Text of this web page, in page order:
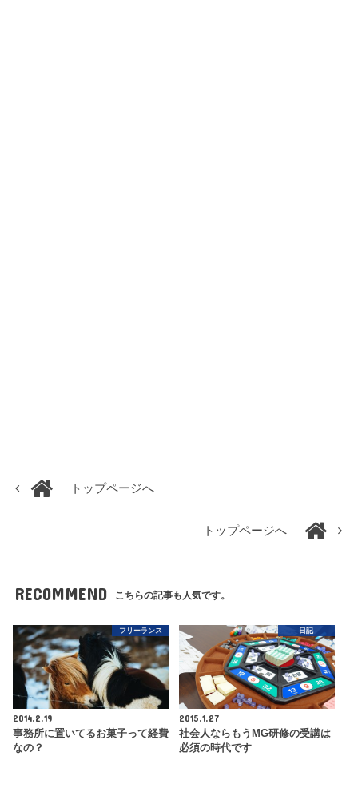
トップページへ
トップページへ
RECOMMEND こちらの記事も人気です。
フリーランス
2014.2.19
事務所に置いてるお菓子って経費
なの？
日記
2015.1.27
社会人ならもうMG研修の受講は
必須の時代です